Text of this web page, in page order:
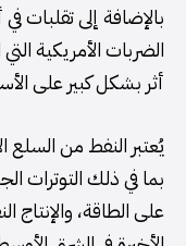
بالإضافة إلى تقلبات
الضربات الأمريكية
أثر بشكل كبير على
يُعتبر النفط من السلع
بما في ذلك التوترات
على الطاقة، والإنتاج